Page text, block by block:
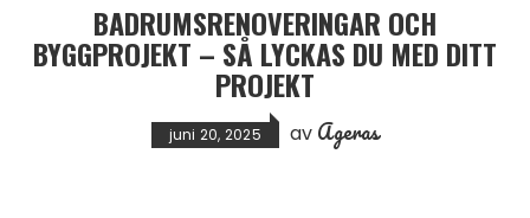
BADRUMSRENOVERINGAR OCH
BYGGPROJEKT – SÅ LYCKAS DU MED DITT
PROJEKT
juni 20, 2025 av Ageras